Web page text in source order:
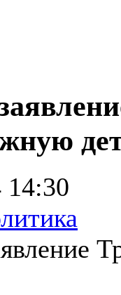
14:30